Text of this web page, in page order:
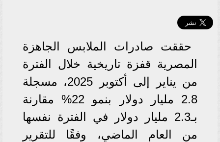
حققت صادرات الملابس الجاهزة
المصرية قفزة تاريخية خلال الفترة
من يناير إلى أكتوبر 2025، مسجلة
2.8 مليار دولار بنمو 22% مقارنة
بـ2.3 مليار دولار في الفترة نفسها
من العام الماضي، وفقًا للتقرير